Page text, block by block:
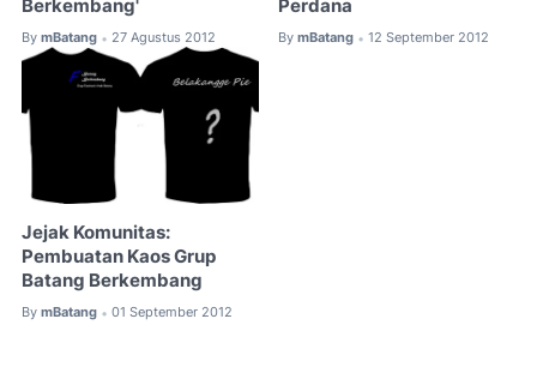
Berkembang'
By mBatang • 27 Agustus 2012
Perdana
By mBatang • 12 September 2012
Jejak Komunitas:
Pembuatan Kaos Grup
Batang Berkembang
By mBatang • 01 September 2012